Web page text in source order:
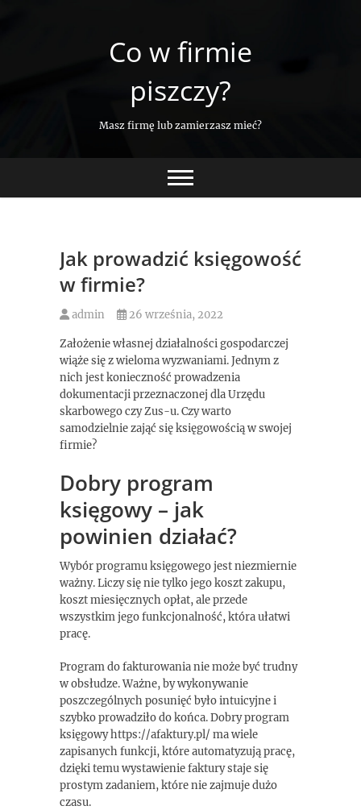
Co w firmie
piszczy?
Masz firmę lub zamierzasz mieć?
Jak prowadzić księgowość
w firmie?
admin 26 września, 2022
Założenie własnej działalności gospodarczej
wiąże się z wieloma wyzwaniami. Jednym z
nich jest konieczność prowadzenia
dokumentacji przeznaczonej dla Urzędu
skarbowego czy Zus-u. Czy warto
samodzielnie zająć się księgowością w swojej
firmie?
Dobry program
księgowy – jak
powinien działać?
Wybór programu księgowego jest niezmiernie
ważny. Liczy się nie tylko jego koszt zakupu,
koszt miesięcznych opłat, ale przede
wszystkim jego funkcjonalność, która ułatwi
pracę.
Program do fakturowania nie może być trudny
w obsłudze. Ważne, by wykonywanie
poszczególnych posunięć było intuicyjne i
szybko prowadziło do końca. Dobry program
księgowy https://afaktury.pl/ ma wiele
zapisanych funkcji, które automatyzują pracę,
dzięki temu wystawienie faktury staje się
prostym zadaniem, które nie zajmuje dużo
czasu.